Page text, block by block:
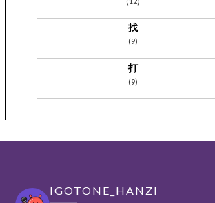
找
(9)
打
(9)
IGOTONE_HANZI